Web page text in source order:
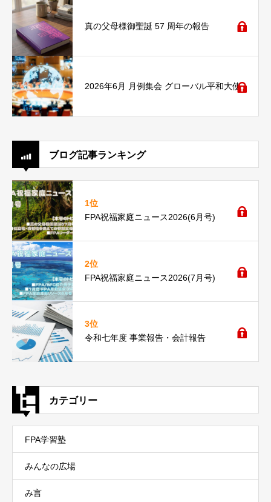
真の父母様御聖誕 57 周年の報告
2026年6月 月例集会 グローバル平和大使
ブログ記事ランキング
1位
FPA祝福家庭ニュース2026(6月号)
2位
FPA祝福家庭ニュース2026(7月号)
3位
令和七年度 事業報告・会計報告
カテゴリー
FPA学習塾
みんなの広場
み言